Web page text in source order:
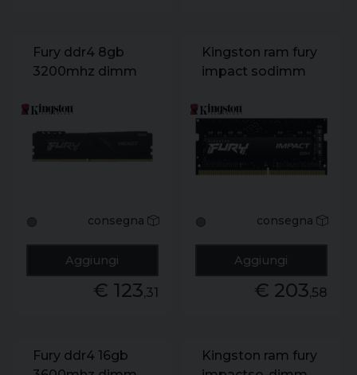
Fury ddr4 8gb
3200mhz dimm
🟢 consegna
Aggiungi
€ 123,31
Kingston ram fury
impact sodimm
3200mhz cl20
🟢 consegna
Aggiungi
€ 203,58
Fury ddr4 16gb
Kingston ram fury